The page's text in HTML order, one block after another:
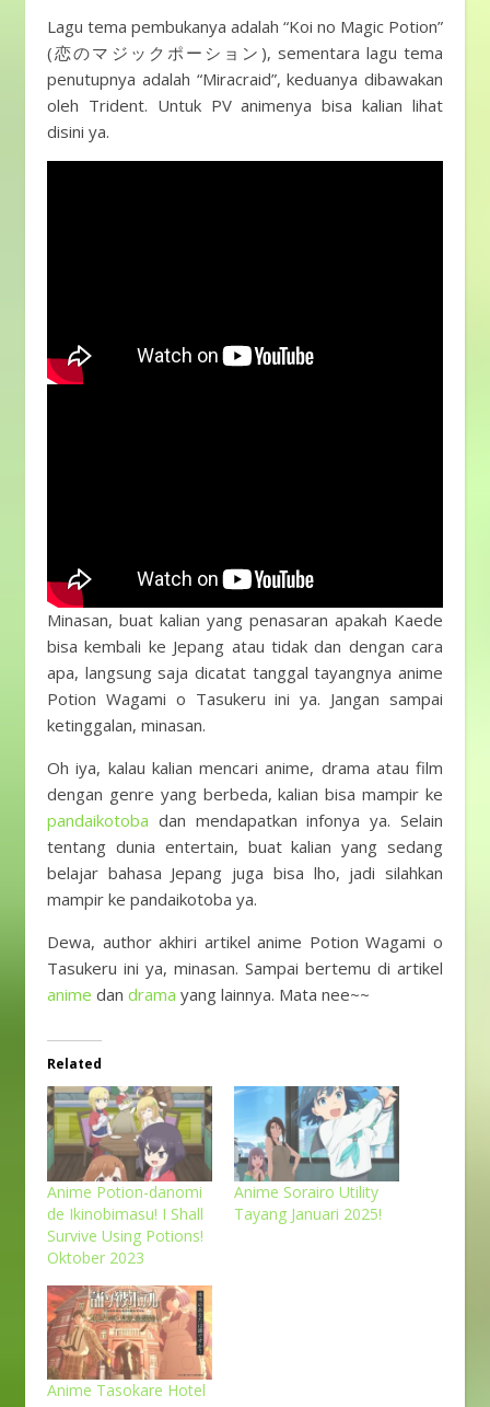
Lagu tema pembukanya adalah “Koi no Magic Potion”
(恋のマジックポーション), sementara lagu tema
penutupnya adalah “Miracraid”, keduanya dibawakan
oleh Trident. Untuk PV animenya bisa kalian lihat
disini ya.
Minasan, buat kalian yang penasaran apakah Kaede
bisa kembali ke Jepang atau tidak dan dengan cara
apa, langsung saja dicatat tanggal tayangnya anime
Potion Wagami o Tasukeru ini ya. Jangan sampai
ketinggalan, minasan.
Oh iya, kalau kalian mencari anime, drama atau film
dengan genre yang berbeda, kalian bisa mampir ke
pandaikotoba dan mendapatkan infonya ya. Selain
tentang dunia entertain, buat kalian yang sedang
belajar bahasa Jepang juga bisa lho, jadi silahkan
mampir ke pandaikotoba ya.
Dewa, author akhiri artikel anime Potion Wagami o
Tasukeru ini ya, minasan. Sampai bertemu di artikel
anime dan drama yang lainnya. Mata nee~~
Related
Anime Potion-danomi
de Ikinobimasu! I Shall
Survive Using Potions!
Oktober 2023
Anime Sorairo Utility
Tayang Januari 2025!
Anime Tasokare Hotel